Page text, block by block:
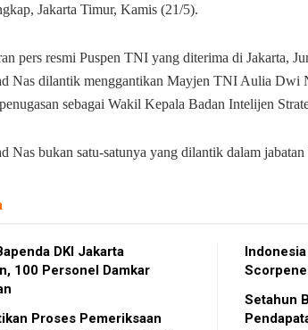
Jakarta Timur, Kamis (21/5).
pers resmi Puspen TNI yang diterima di Jakarta,
Nas dilantik menggantikan Mayjen TNI Aulia Dwi
sebagai Wakil Kepala Badan Intelijen
Nas bukan satu-satunya yang dilantik dalam jabatan
DKI Jakarta
100 Personel Damkar
Proses Pemeriksaan
Setahun